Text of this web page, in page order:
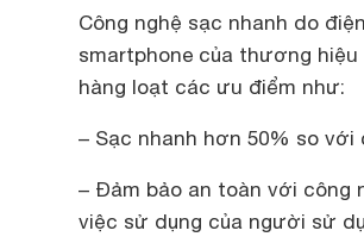
Công nghệ sạc nhanh do
smartphone của thương
hàng loạt các ưu điểm như:
– Sạc nhanh hơn 50% so
– Đảm bảo an toàn với công
việc sử dụng của người sử